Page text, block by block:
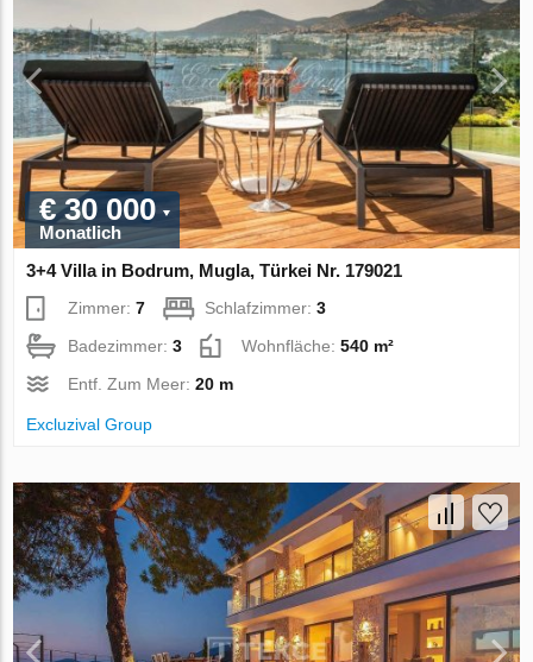
€ 30 000
Monatlich
3+4 Villa in Bodrum, Mugla, Türkei Nr. 179021
Zimmer:7 Schlafzimmer:3
Badezimmer:3 Wohnfläche:540 m²
Entf. Zum Meer:20 m
Excluzival Group